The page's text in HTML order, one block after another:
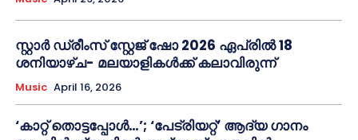
സ്റ്റാർ ഡ്രീംസ് സ്റ്റേജ് ഷോ 2026 ഏപ്രിൽ 18
ശനിയാഴ്ച- മലയാളികൾക്ക് കലാവിരുന്ന്
Music April 16, 2026
‘കാറ്റ് തൊട്ടപ്പോൾ…’; ‘പേട്രിയറ്റ്’ ആദ്യ ഗാനം